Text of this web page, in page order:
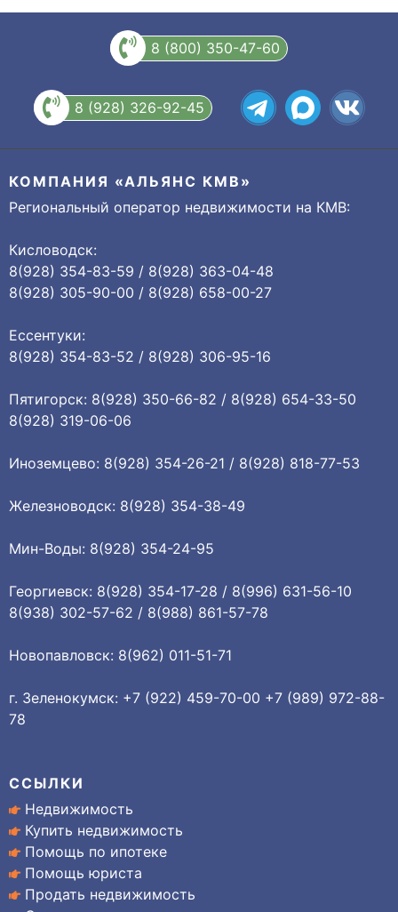
8 (800) 350-47-60
8 (928) 326-92-45
КОМПАНИЯ «АЛЬЯНС КМВ»
Региональный оператор недвижимости на КМВ:
Кисловодск:
8(928) 354-83-59 / 8(928) 363-04-48
8(928) 305-90-00 / 8(928) 658-00-27
Ессентуки:
8(928) 354-83-52 / 8(928) 306-95-16
Пятигорск: 8(928) 350-66-82 / 8(928) 654-33-50
8(928) 319-06-06
Иноземцево: 8(928) 354-26-21 / 8(928) 818-77-53
Железноводск: 8(928) 354-38-49
Мин-Воды: 8(928) 354-24-95
Георгиевск: 8(928) 354-17-28 / 8(996) 631-56-10
8(938) 302-57-62 / 8(988) 861-57-78
Новопавловск: 8(962) 011-51-71
г. Зеленокумск: +7 (922) 459-70-00 +7 (989) 972-88-
78
ССЫЛКИ
Недвижимость
Купить недвижимость
Помощь по ипотеке
Помощь юриста
Продать недвижимость